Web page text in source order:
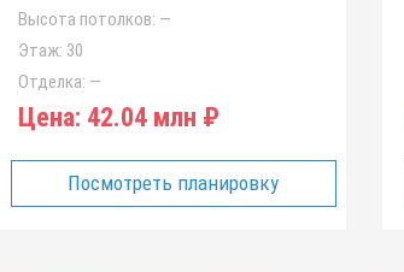
Высота потолков: —
Этаж: 30
Отделка: —
Цена: 42.04 млн ₽
Посмотреть планировку